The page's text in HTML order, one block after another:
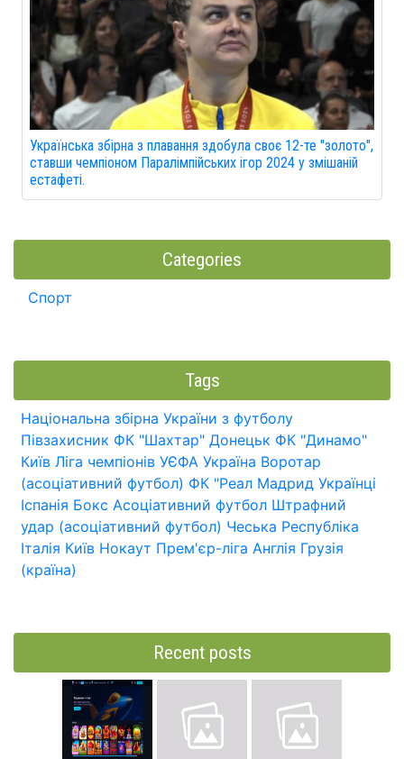
Українська збірна з плавання здобула своє 12-те "золото",
ставши чемпіоном Паралімпійських ігор 2024 у змішаній
естафеті.
Categories
Спорт
Tags
Національна збірна України з футболу
Півзахисник ФК "Шахтар" Донецьк ФК "Динамо"
Київ Ліга чемпіонів УЄФА Україна Воротар
(асоціативний футбол) ФК "Реал Мадрид Українці
Іспанія Бокс Асоціативний футбол Штрафний
удар (асоціативний футбол) Чеська Республіка
Італія Київ Нокаут Прем'єр-ліга Англія Грузія
(країна)
Recent posts